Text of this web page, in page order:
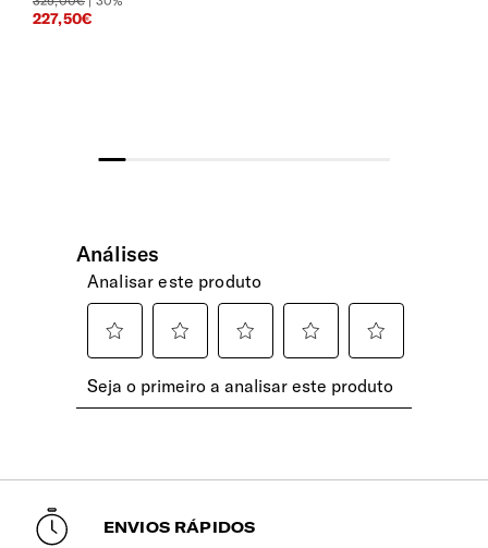
O sistema RFID protege contra o extravio de dados
Com fecho de correr
Ranhuras | Cartões
8 ranhuras para cartões
disponível para levantamento, enviaremos
uma notificação via email.
Domicílio - Ilhas Açores e Madeira -
Expresso Aéreo
(6 a 10 dias úteis)
30.00€
dias úteis.
227,50€
ENVIOS RÁPIDOS